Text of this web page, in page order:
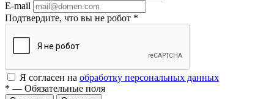
E-mail
Подтвердите, что вы не робот *
Я согласен на обработку персональных данных
* — Обязательные поля